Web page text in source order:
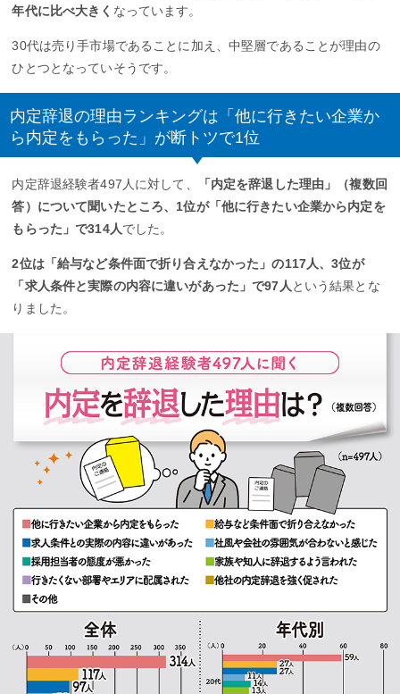
年代に比べ大きく なっています。
30代は売り手市場であることに加え、中堅層であることが理由の
ひとつとなっていそうです。
内定辞退の理由ランキングは「他に行きたい企業か
ら内定をもらった」が断トツで1位
内定辞退経験者497人に対して、
「内定を辞退した理由」（複数回
答）について聞いたところ、1位が「他に行きたい企業から内定を
もらった」で314人でした。
2位は「給与など条件面で折り合えなかった」の117人、3位が
「求人条件と実際の内容に違いがあった」で97人 という結果とな
りました。